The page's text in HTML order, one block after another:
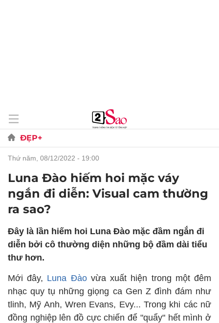
ĐẸP+
thứ năm, 08/12/2022 - 19:00
Luna Đào hiếm hoi mặc váy
ngắn đi diễn: Visual cam thường
ra sao?
Đây là lần hiếm hoi Luna Đào mặc đầm ngắn đi
diễn bởi cô thường diện những bộ đầm dài tiểu
thư hơn.
Mới đây, Luna Đàovừa xuất hiện trong một đêm
nhạc quy tụ những giọng ca Gen Z đình đám như
tlinh, Mỹ Anh, Wren Evans, Evy... Trong khi các nữ
đồng nghiệp lên đồ cực chiến để "quẩy" hết mình ở